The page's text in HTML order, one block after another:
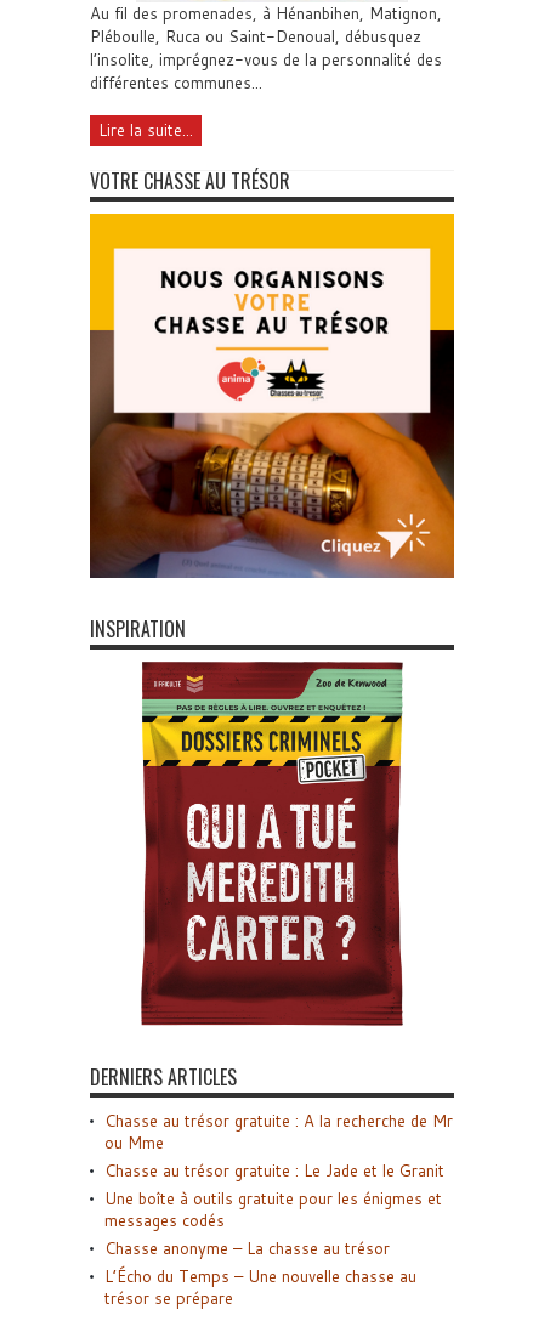
Au fil des promenades, à Hénanbihen, Matignon,
Pléboulle, Ruca ou Saint-Denoual, débusquez
l’insolite, imprégnez-vous de la personnalité des
différentes communes...
Lire la suite...
VOTRE CHASSE AU TRÉSOR
INSPIRATION
DERNIERS ARTICLES
Chasse au trésor gratuite : A la recherche de Mr
ou Mme
Chasse au trésor gratuite : Le Jade et le Granit
Une boîte à outils gratuite pour les énigmes et
messages codés
Chasse anonyme – La chasse au trésor
L’Écho du Temps – Une nouvelle chasse au
trésor se prépare